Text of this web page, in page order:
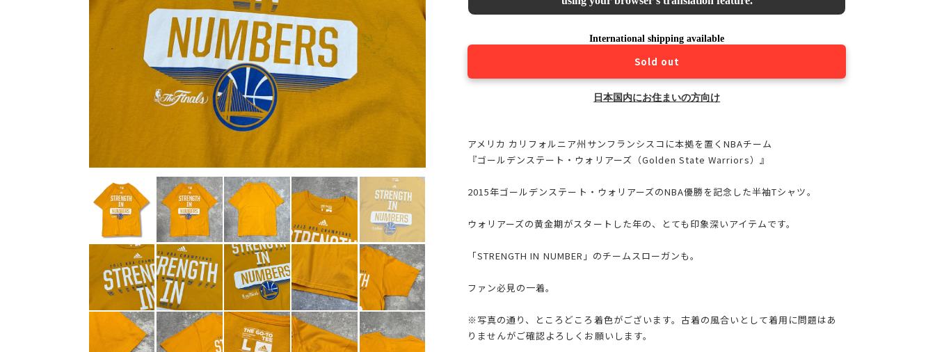
International shipping available
Sold out
日本国内にお住まいの方向け
アメリカ カリフォルニア州サンフランシスコに本拠を置くNBAチーム
『ゴールデンステート・ウォリアーズ（Golden State Warriors）』
2015年ゴールデンステート・ウォリアーズのNBA優勝を記念した半袖Tシャツ。
ウォリアーズの黄金期がスタートした年の、とても印象深いアイテムです。
「STRENGTH IN NUMBER」のチームスローガンも。
ファン必見の一着。
※写真の通り、ところどころ着色がございます。古着の風合いとして着用に問題はあ
りませんがご確認よろしくお願いします。